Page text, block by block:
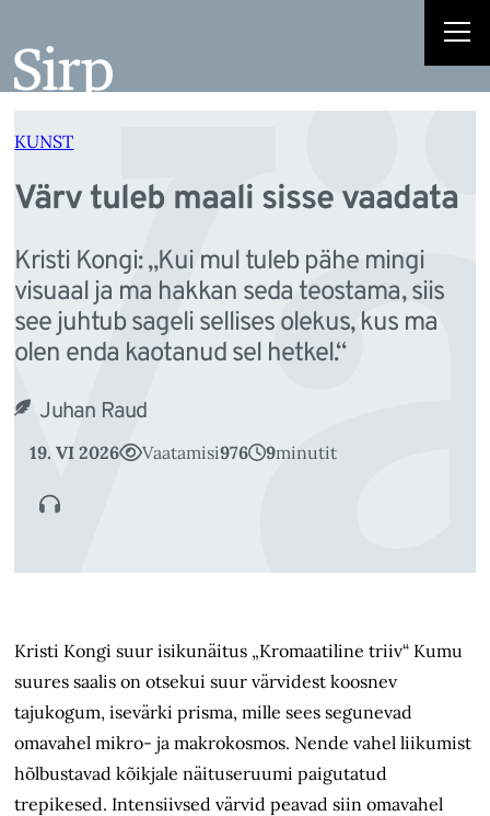
juurde
KUNST
Värv tuleb maali sisse vaadata
Kristi Kongi: „Kui mul tuleb pähe mingi
visuaal ja ma hakkan seda teostama, siis
see juhtub sageli sellises olekus, kus ma
olen enda kaotanud sel hetkel.“
Juhan Raud
19. VI 2026 Vaatamisi976 9minutit
Kristi Kongi suur isikunäitus „Kromaatiline triiv“ Kumu
suures saalis on otsekui suur värvidest koosnev
tajukogum, isevärki prisma, mille sees segunevad
omavahel mikro- ja makrokosmos. Nende vahel liikumist
hõlbustavad kõikjale näituseruumi paigutatud
trepikesed. Intensiivsed värvid peavad siin omavahel